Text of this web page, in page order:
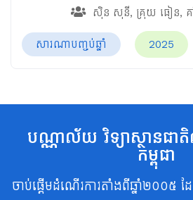
ស៊ិន សុនី, គ្រុយ ធៀន,
សារណាបញ្ចប់ឆ្នាំ 2025
បណ្ណាល័យ វិទ្យាស្ថានជា
កម្ពុជា
ចាប់ផ្តើមដំណើរការតាំងពីឆ្នាំ២០០៥ ដ